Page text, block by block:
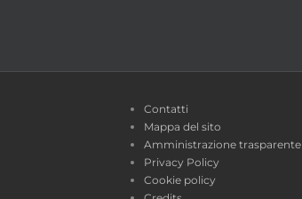
Contatti
Mappa del sito
Amministrazione trasparente
Privacy Policy
Cookie policy